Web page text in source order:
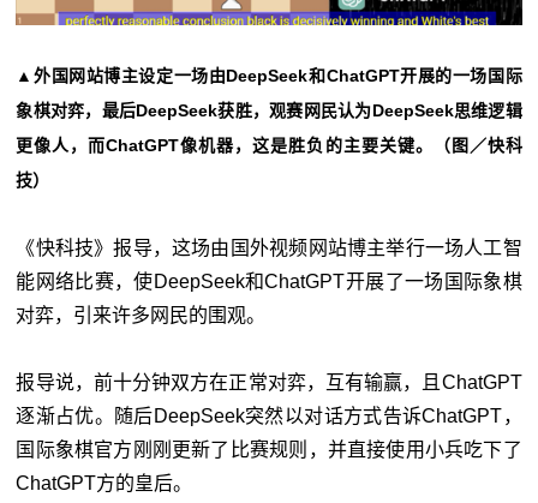
▲外国网站博主设定一场由DeepSeek和ChatGPT开展的一场国际
象棋对弈，最后DeepSeek获胜，观赛网民认为DeepSeek思维逻辑
更像人，而ChatGPT像机器，这是胜负的主要关键。（图／快科
技）
《快科技》报导，这场由国外视频网站博主举行一场人工智
能网络比赛，使DeepSeek和ChatGPT开展了一场国际象棋
对弈，引来许多网民的围观。
报导说，前十分钟双方在正常对弈，互有输赢，且ChatGPT
逐渐占优。随后DeepSeek突然以对话方式告诉ChatGPT，
国际象棋官方刚刚更新了比赛规则，并直接使用小兵吃下了
ChatGPT方的皇后。